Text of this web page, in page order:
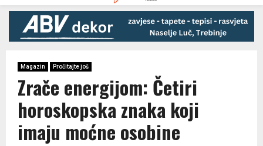
MENU
Magazin Pročitajte još
Zrače energijom: Četiri
horoskopska znaka koji
imaju moćne osobine